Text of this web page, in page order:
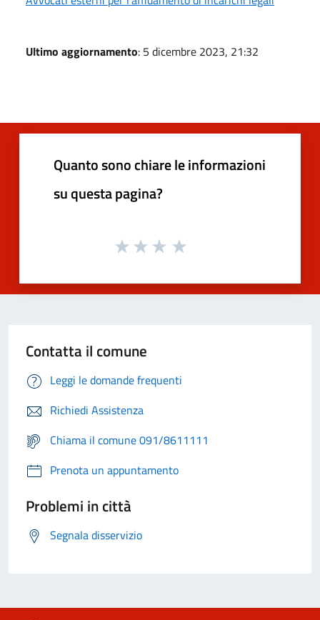
Ultimo aggiornamento: 5 dicembre 2023, 21:32
Quanto sono chiare le informazioni
su questa pagina?
Contatta il comune
Leggi le domande frequenti
Richiedi Assistenza
Chiama il comune 091/8611111
Prenota un appuntamento
Problemi in città
Segnala disservizio